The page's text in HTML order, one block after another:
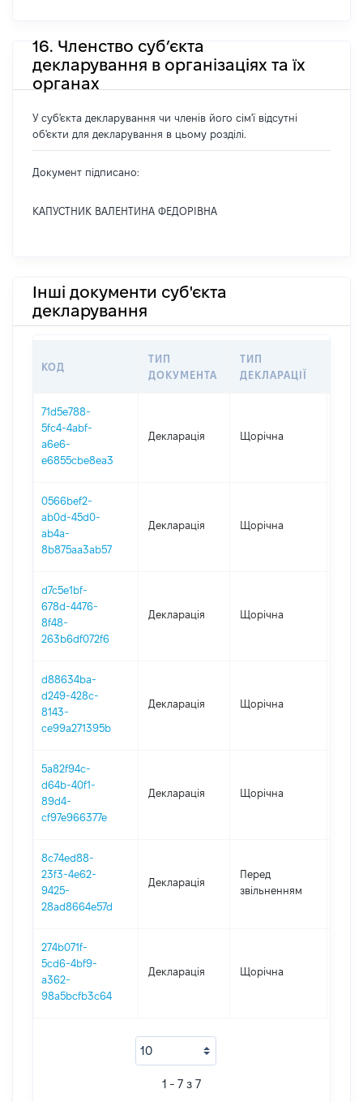
16. Членство суб’єкта
декларування в організаціях та їх
органах
У суб'єкта декларування чи членів його сім'ї відсутні
об'єкти для декларування в цьому розділі.
Документ підписано:
КАПУСТНИК ВАЛЕНТИНА ФЕДОРІВНА
Інші документи суб'єкта
декларування
КОД
ТИП
ДОКУМЕНТА
ТИП
ДЕКЛАРАЦІЇ
71d5e788-
5fc4-4abf-
a6e6-
e6855cbe8ea3
Декларація Щорічна
0566bef2-
ab0d-45d0-
ab4a-
8b875aa3ab57
Декларація Щорічна
d7c5e1bf-
678d-4476-
8f48-
263b6df072f6
Декларація Щорічна
d88634ba-
d249-428c-
8143-
ce99a271395b
Декларація Щорічна
5a82f94c-
d64b-40f1-
89d4-
cf97e966377e
Декларація Щорічна
8c74ed88-
23f3-4e62-
9425-
28ad8664e57d
Декларація
Перед
звільненням
274b071f-
5cd6-4bf9-
a362-
98a5bcfb3c64
Декларація Щорічна
1 - 7 з 7